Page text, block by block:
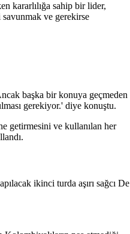
kararlılığa sahip bir lider,
ve gerekirse
başka bir konuya geçmeden
gerekiyor.' diye konuştu.
getirmesini ve kullanılan her
ikinci turda aşırı sağcı De